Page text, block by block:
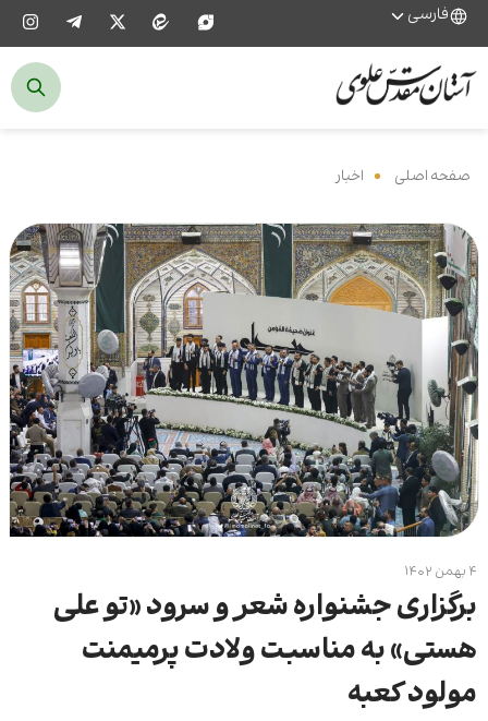
فارسی
صفحه اصلی اخبار
۴ بهمن ۱۴۰۲
برگزاری جشنواره شعر و سرود «تو علی
هستی» به مناسبت ولادت پرمیمنت
مولود کعبه